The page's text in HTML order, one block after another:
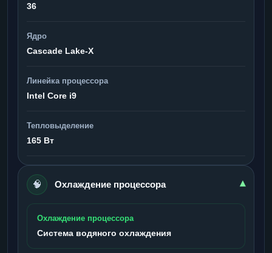
36
Ядро
Cascade Lake-X
Линейка процессора
Intel Core i9
Тепловыделение
165 Вт
🧠 Охлаждение процессора ▾
Охлаждение процессора
Система водяного охлаждения